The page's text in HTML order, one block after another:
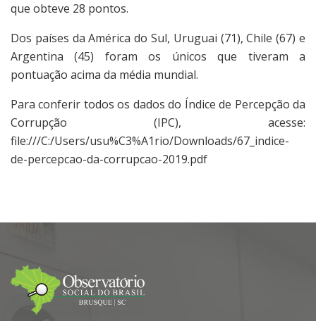
que obteve 28 pontos.
Dos países da América do Sul, Uruguai (71), Chile (67) e
Argentina (45) foram os únicos que tiveram a
pontuação acima da média mundial.
Para conferir todos os dados do Índice de Percepção da
Corrupção (IPC), acesse:
file:///C:/Users/usu%C3%A1rio/Downloads/67_indice-
de-percepcao-da-corrupcao-2019.pdf